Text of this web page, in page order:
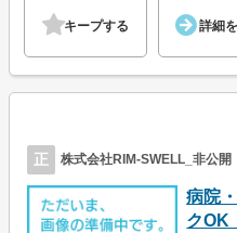
キープする 詳細
正 株式会社RIM-SWELL_非公開
病院
クOK